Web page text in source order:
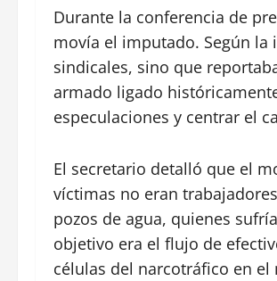
Durante la conferencia de
movía el imputado. Según la
sindicales, sino que
armado ligado
especulaciones y centrar el
El secretario detalló que el
víctimas no eran
pozos de agua, quienes
objetivo era el flujo de
células del narcotráfico en el